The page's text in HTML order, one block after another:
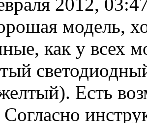
2012,
модель,
как у всех
Есть
Согласно